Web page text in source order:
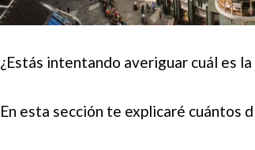
¿Estás intentando averiguar cuál es
En esta sección te explicaré cuántos